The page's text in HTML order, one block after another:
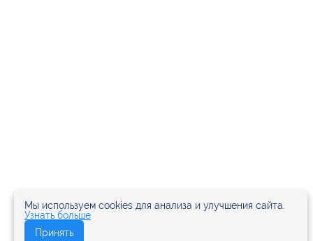
Мы используем cookies для анализа и улучшения сайта.
Узнать больше
Принять